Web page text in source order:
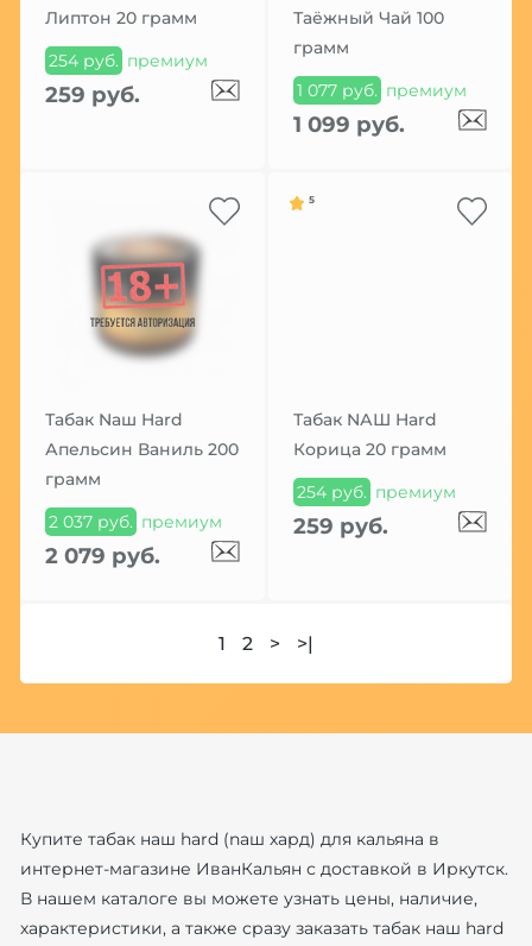
Липтон 20 грамм
254 руб. премиум
259 руб.
Таёжный Чай 100
грамм
1 077 руб. премиум
1 099 руб.
Табак Nаш Hard
Апельсин Ваниль 200
грамм
2 037 руб. премиум
2 079 руб.
5
Табак NАШ Hard
Корица 20 грамм
254 руб. премиум
259 руб.
1 2 > >|
Купите табак наш hard (naш хард) для кальяна в
интернет-магазине ИванКальян с доставкой в Иркутск.
В нашем каталоге вы можете узнать цены, наличие,
характеристики, а также сразу заказать табак наш hard